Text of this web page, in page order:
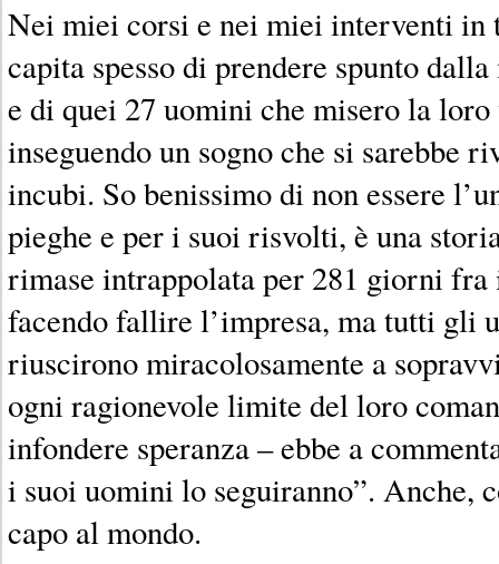
Nei miei corsi e nei miei interventi in
capita spesso di prendere spunto
e di quei 27 uomini che misero la
inseguendo un sogno che si sarebbe
incubi. So benissimo di non essere
pieghe e per i suoi risvolti, è una
rimase intrappolata per 281 giorni
facendo fallire l’impresa, ma tutti gli
riuscirono miracolosamente a
ogni ragionevole limite del loro
infondere speranza – ebbe a
i suoi uomini lo seguiranno”. Anche,
capo al mondo.